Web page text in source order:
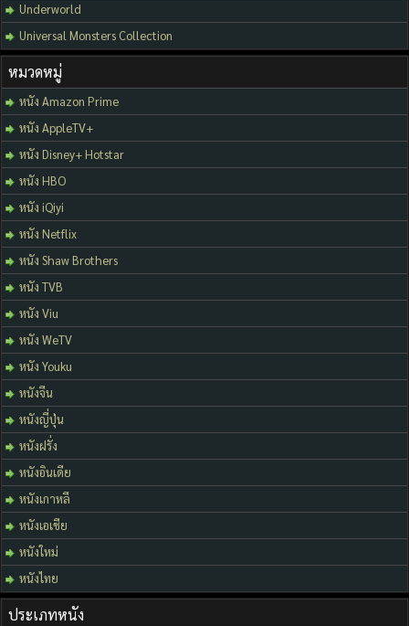
Underworld
Universal Monsters Collection
หมวดหมู่
หนัง Amazon Prime
หนัง AppleTV+
หนัง Disney+ Hotstar
หนัง HBO
หนัง iQiyi
หนัง Netflix
หนัง Shaw Brothers
หนัง TVB
หนัง Viu
หนัง WeTV
หนัง Youku
หนังจีน
หนังญี่ปุ่น
หนังฝรั่ง
หนังอินเดีย
หนังเกาหลี
หนังเอเชีย
หนังใหม่
หนังไทย
ประเภทหนัง